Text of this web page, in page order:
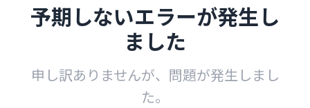
予期しないエラーが発生し
ました
申し訳ありませんが、問題が発生しまし
た。